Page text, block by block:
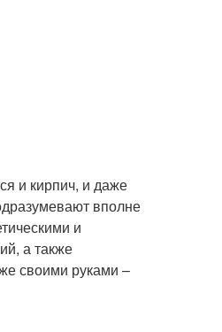
и кирпич, и даже
вполне
и
а также
своими руками –